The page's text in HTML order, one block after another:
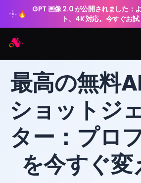
🔥
GPT 画像 2.0 が公開されました：
ト、4K 対応。今すぐお
AIチャット
AI学習
AI画像
AI動画
最高の無料
ショットジ
ター：プロ
を今すぐ変